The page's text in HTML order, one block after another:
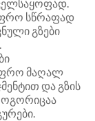
სწრაფად
გზები
მაღალ
და გზის